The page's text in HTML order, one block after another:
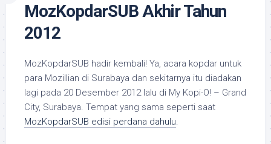
MozKopdarSUB Akhir Tahun
2012
MozKopdarSUB hadir kembali! Ya, acara kopdar untuk
para Mozillian di Surabaya dan sekitarnya itu diadakan
lagi pada 20 Desember 2012 lalu di My Kopi-O! – Grand
City, Surabaya. Tempat yang sama seperti saat
MozKopdarSUB edisi perdana dahulu.